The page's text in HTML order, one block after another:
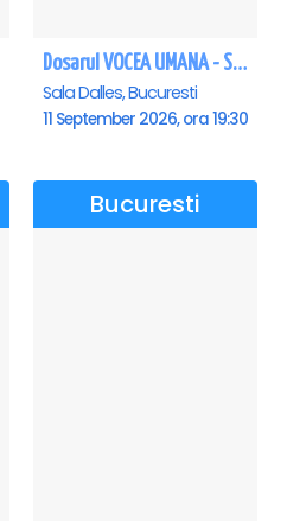
Dosarul VOCEA UMANA - Sala Dalles
Sala Dalles, Bucuresti
11 September 2026, ora 19:30
Bucuresti